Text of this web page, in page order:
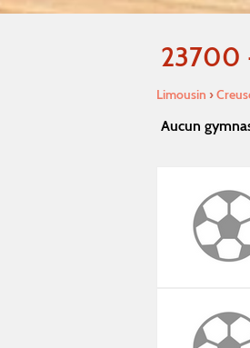
23700
Limousin ›
Aucun